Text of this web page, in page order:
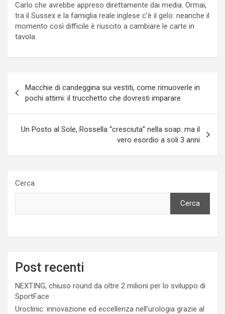
Carlo che avrebbe appreso direttamente dai media. Ormai,
tra il Sussex e la famiglia reale inglese c’è il gelo: neanche il
momento così difficile è riuscito a cambiare le carte in
tavola.
articoli
Macchie di candeggina sui vestiti, come rimuoverle in
pochi attimi: il trucchetto che dovresti imparare
Un Posto al Sole, Rossella “cresciuta” nella soap: ma il
vero esordio a soli 3 anni
Cerca
Cerca
Post recenti
NEXTING, chiuso round da oltre 2 milioni per lo sviluppo di
SportFace
Uroclinic: innovazione ed eccellenza nell’urologia grazie al